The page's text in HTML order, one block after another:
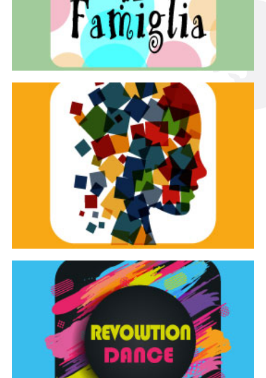
Teatro in famiglia
Teatro In Famiglia è una rassegna di teatro concepita
Tracce dinamiche
Tracce Dinamiche è una rassegna di teatro
d’innovazione e sperimentale.
Continua
Revolution Dance
Rassegna di danza contemporanea – I Edizione